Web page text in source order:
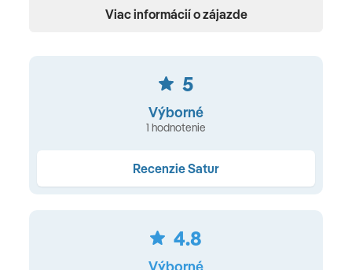
V skratke o hoteli
hotelová široká pláž s jemným pieskom aj v mori •
pozvoľný vstup do mora • slnečníky a ležadlá (zdarma) •
Viac informácií o zájazde
5
Výborné
1 hodnotenie
Recenzie Satur
4.8
Výborné